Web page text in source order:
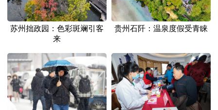
苏州拙政园：色彩斑斓引客
来
贵州石阡：温泉度假受青睐